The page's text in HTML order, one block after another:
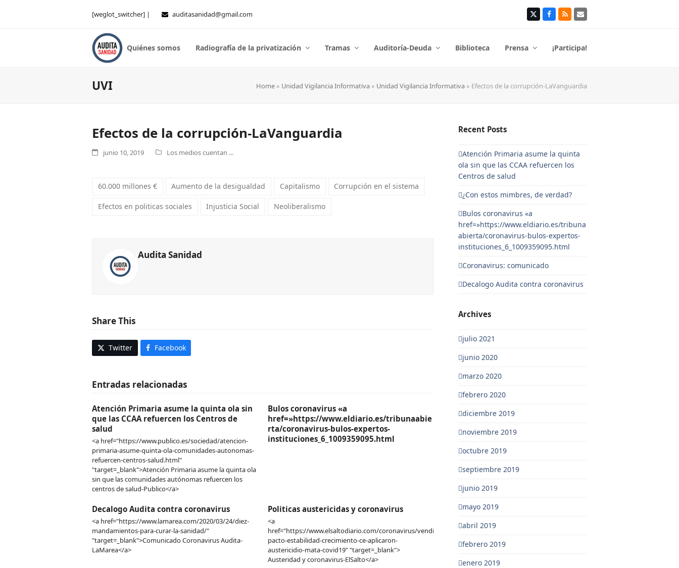
[weglot_switcher] | auditasanidad@gmail.com TwitterFacebook
RSS Correo
Quiénes somos Radiografía de la privatización Tramas Auditoría-Deuda Biblioteca Prensa ¡Participa!
UVI Home » Unidad Vigilancia Informativa » Unidad Vigilancia Informativa » Efectos de la corrupción-LaVanguardia
Efectos de la corrupción-LaVanguardia
junio 10, 2019 Los medios cuentan ...
60.000 millones € Aumento de la desigualdad Capitalismo Corrupción en el sistema
Efectos en politicas sociales Injusticia Social Neoliberalismo
Audita Sanidad
Share This
Twitter Facebook
Entradas relacionadas
Atención Primaria asume la quinta ola sin
que las CCAA refuercen los Centros de
salud
<a href="https://www.publico.es/sociedad/atencion-
primaria-asume-quinta-ola-comunidades-autonomas-
refuercen-centros-salud.html"
"target=_blank">Atención Primaria asume la quinta ola
sin que las comunidades autónomas refuercen los
centros de salud-Publico</a>
Bulos coronavirus «a
href=»https://www.eldiario.es/tribunaabie
rta/coronavirus-bulos-expertos-
instituciones_6_1009359095.html
Decalogo Audita contra coronavirus
<a href="https://www.lamarea.com/2020/03/24/diez-
mandamientos-para-curar-la-sanidad/"
"target=_blank">Comunicado Coronavirus Audita-
LaMarea</a>
Politicas austericidas y coronavirus
<a
href="https://www.elsaltodiario.com/coronavirus/vendieron-
pacto-estabilidad-crecimiento-ce-aplicaron-
austericidio-mata-covid19" "target=_blank">
Austeridad y coronavirus-ElSalto</a>
Recent Posts
Atención Primaria asume la quinta
ola sin que las CCAA refuercen los
Centros de salud
¿Con estos mimbres, de verdad?
Bulos coronavirus «a
href=»https://www.eldiario.es/tribuna
abierta/coronavirus-bulos-expertos-
instituciones_6_1009359095.html
Coronavirus: comunicado
Decalogo Audita contra coronavirus
Archives
julio 2021
junio 2020
marzo 2020
febrero 2020
diciembre 2019
noviembre 2019
octubre 2019
septiembre 2019
junio 2019
mayo 2019
abril 2019
febrero 2019
enero 2019